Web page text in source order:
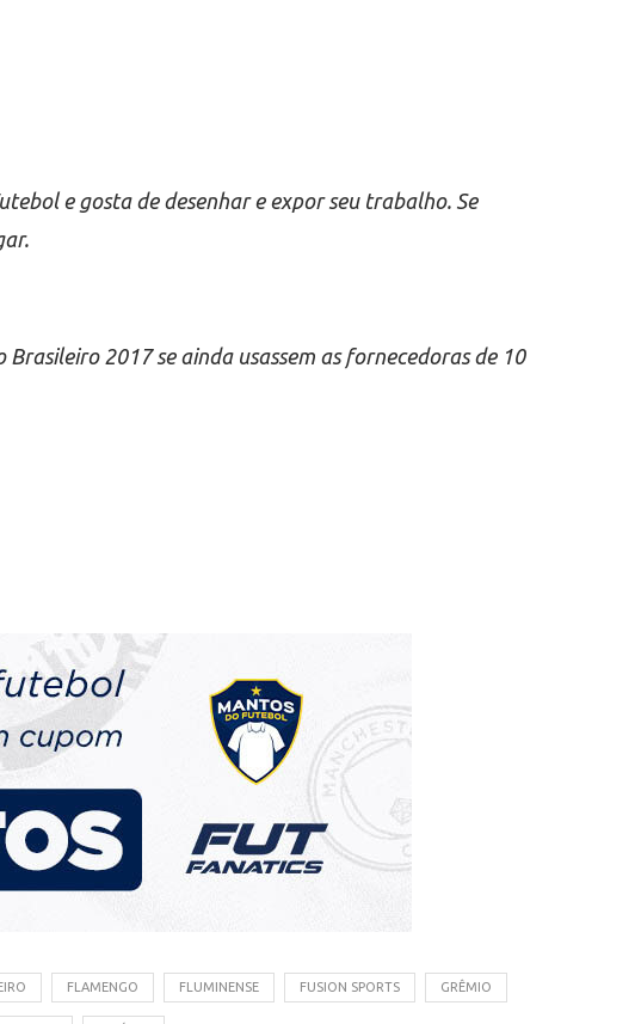
e gosta de desenhar e expor seu trabalho. Se
2017 se ainda usassem as fornecedoras de 10
FLAMENGO FLUMINENSE FUSION SPORTS GRÊMIO